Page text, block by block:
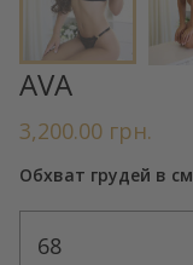
AVA
3,200.00 грн.
Обхват грудей в см
68